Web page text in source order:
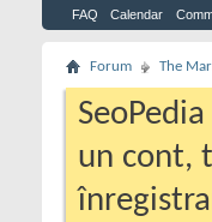
FAQ Calendar
Forum The
un cont,